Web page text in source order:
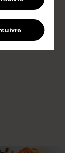
Score